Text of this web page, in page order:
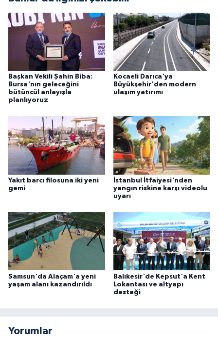
Başkan Vekili Şahin Biba:
Bursa'nın geleceğini
bütüncül anlayışla
planlıyoruz
Kocaeli Darıca'ya
Büyükşehir'den modern
ulaşım yatırımı
Yakıt barcı filosuna iki yeni
gemi
İstanbul İtfaiyesi'nden
yangın riskine karşı videolu
uyarı
Samsun'da Alaçam'a yeni
yaşam alanı kazandırıldı
Balıkesir'de Kepsut'a Kent
Lokantası ve altyapı
desteği
Yorumlar